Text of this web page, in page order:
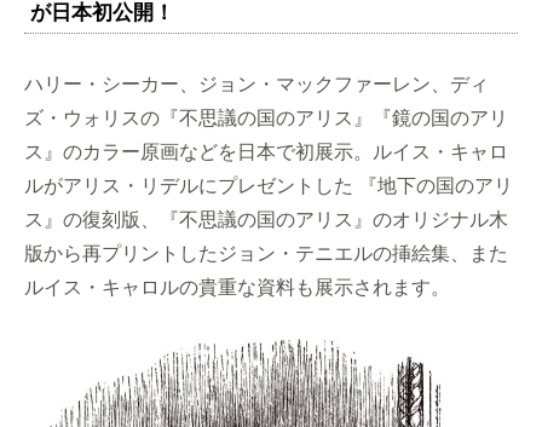
が日本初公開！
ハリー・シーカー、ジョン・マックファーレン、ディ
ズ・ウォリスの『不思議の国のアリス』『鏡の国のアリ
ス』のカラー原画などを日本で初展示。ルイス・キャロ
ルがアリス・リデルにプレゼントした 『地下の国のアリ
ス』の復刻版、『不思議の国のアリス』のオリジナル木
版から再プリントしたジョン・テニエルの挿絵集、また
ルイス・キャロルの貴重な資料も展示されます。